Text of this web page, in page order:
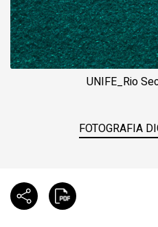
UNIFE_Rio
FOTOGRAFIA